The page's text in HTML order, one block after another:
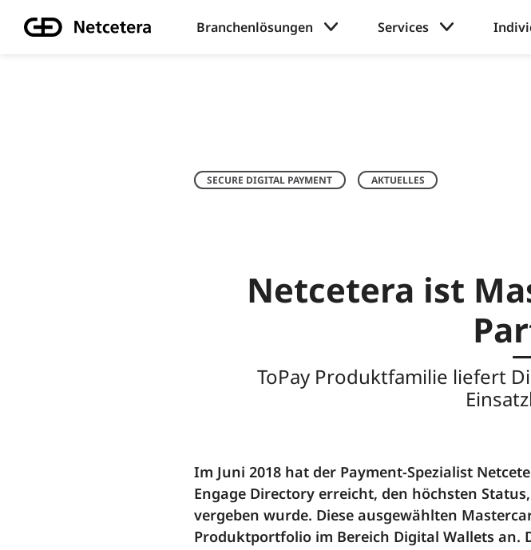
Branchenlösungen Services
SECURE DIGITAL PAYMENT AKTUELLES
Netcetera ist
ToPay Produktfamilie liefert
Im Juni 2018 hat der Payment-Spezialist
Engage Directory erreicht, den höchsten
vergeben wurde. Diese ausgewählten
Produktportfolio im Bereich Digital Wallets an.